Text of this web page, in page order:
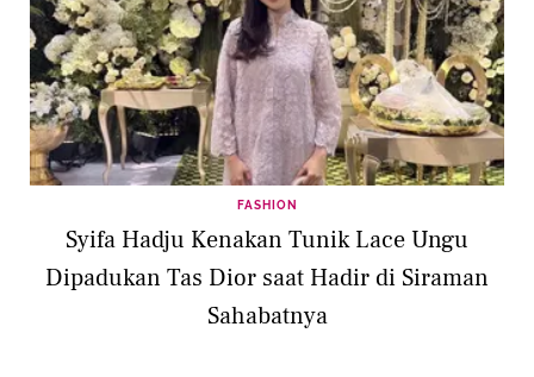
FASHION
Syifa Hadju Kenakan Tunik Lace Ungu
Dipadukan Tas Dior saat Hadir di Siraman
Sahabatnya